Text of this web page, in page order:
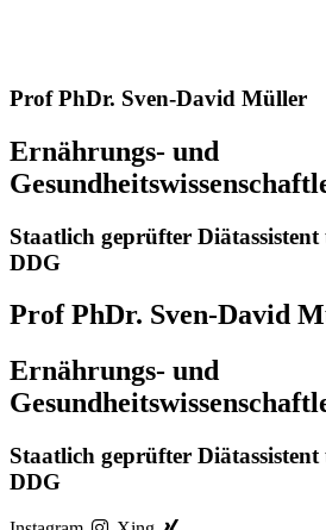
Prof PhDr. Sven-David Müller
Ernährungs- und
Staatlich geprüfter
DDG
Prof PhDr. Sven-David
Ernährungs- und
Staatlich geprüfter
DDG